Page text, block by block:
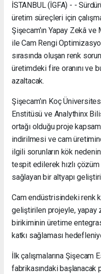
İSTANBUL (İGFA) - -
üretim süreçleri için
Şişecam’ın Yapay Zekâ
ile Cam Rengi
sırasında oluşan renk
üretimdeki fire oranını ve
azaltacak.
Şişecam’ın Koç
Enstitüsü ve Analythinx
ortağı olduğu proje
indirilmesi ve cam
ilgili sorunların kök
tespit edilerek hızlı
sağlayan bir altyapı
Cam endüstrisindeki renk
geliştirilen projeyle, yapay
birikiminin üretime
katkı sağlaması
İlk çalışmalarına Şişecam
fabrikasındaki başlanacak